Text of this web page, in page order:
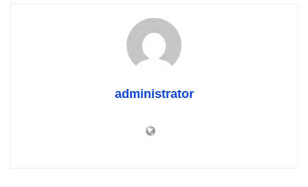
administrator